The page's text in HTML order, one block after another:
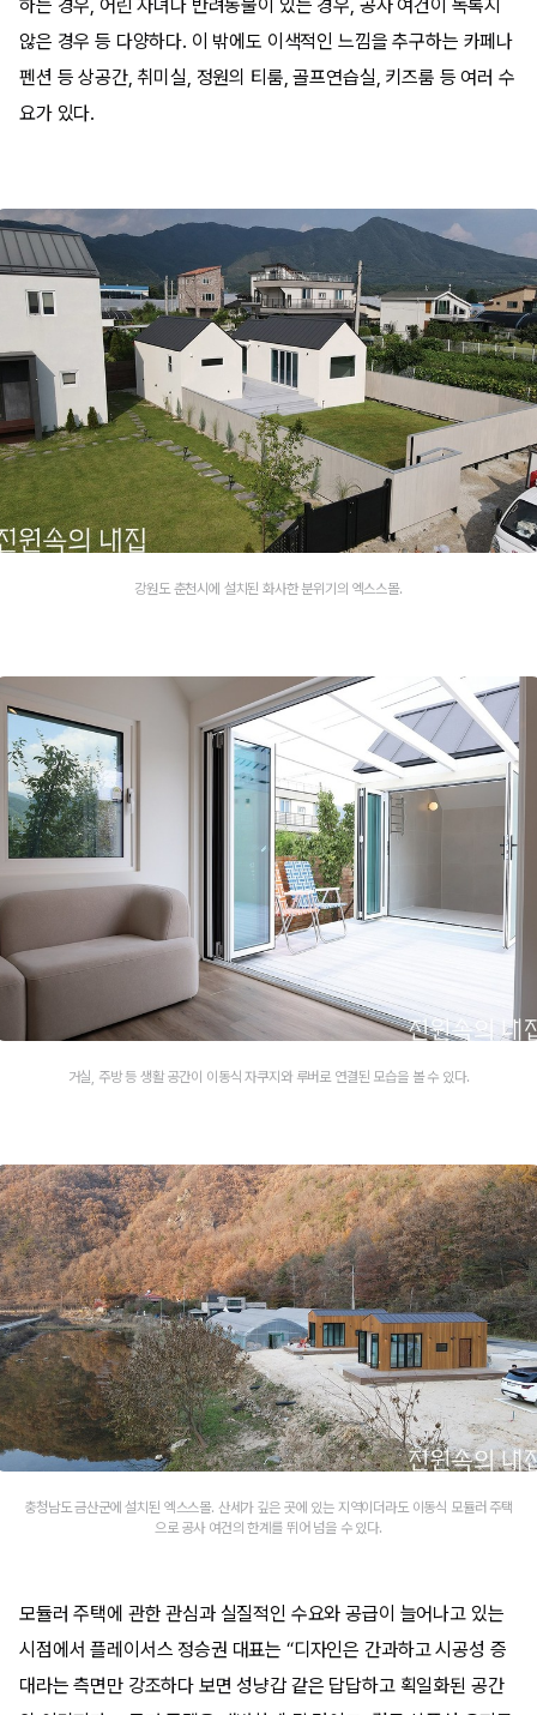
하는 경우, 어린 자녀나 반려동물이 있는 경우, 공사 여건이 녹록지
않은 경우 등 다양하다. 이 밖에도 이색적인 느낌을 추구하는 카페나
펜션 등 상공간, 취미실, 정원의 티룸, 골프연습실, 키즈룸 등 여러 수
요가 있다.
강원도 춘천시에 설치된 화사한 분위기의 엑스스몰.
거실, 주방 등 생활 공간이 이동식 자쿠지와 루버로 연결된 모습을 볼 수 있다.
충청남도 금산군에 설치된 엑스스몰. 산세가 깊은 곳에 있는 지역이더라도 이동식 모듈러 주택
으로 공사 여건의 한계를 뛰어 넘을 수 있다.
모듈러 주택에 관한 관심과 실질적인 수요와 공급이 늘어나고 있는
시점에서 플레이서스 정승권 대표는 “디자인은 간과하고 시공성 증
대라는 측면만 강조하다 보면 성냥갑 같은 답답하고 획일화된 공간